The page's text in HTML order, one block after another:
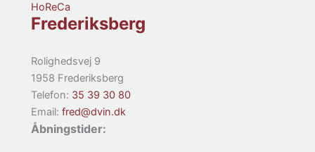
HoReCa
Frederiksberg
Rolighedsvej 9
1958 Frederiksberg
Telefon: 35 39 30 80
Email: fred@dvin.dk
Åbningstider: